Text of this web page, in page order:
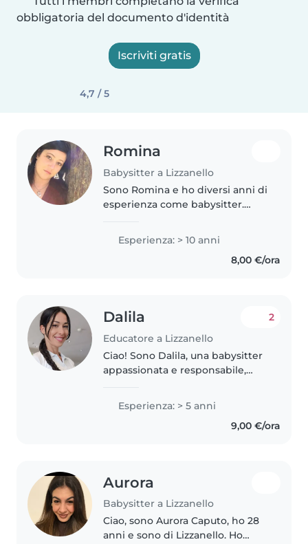
obbligatoria del documento d'identità
Iscriviti gratis
4,7 / 5
Romina
Babysitter a Lizzanello
Sono Romina e ho diversi anni di
esperienza come babysitter.
responsabile nel prendermi cura
dei bambini. Offro attività
creative come disegnare e
Esperienza: > 10 anni
8,00 €/ora
Dalila
Educatore a Lizzanello
2
Ciao! Sono Dalila, una babysitter
appassionata e responsabile,
esperienza con i bambini, ho
imparato a creare un ambiente..
Esperienza: > 5 anni
9,00 €/ora
Aurora
Babysitter a Lizzanello
Ciao, sono Aurora Caputo, ho 28
anni e sono di Lizzanello. Ho